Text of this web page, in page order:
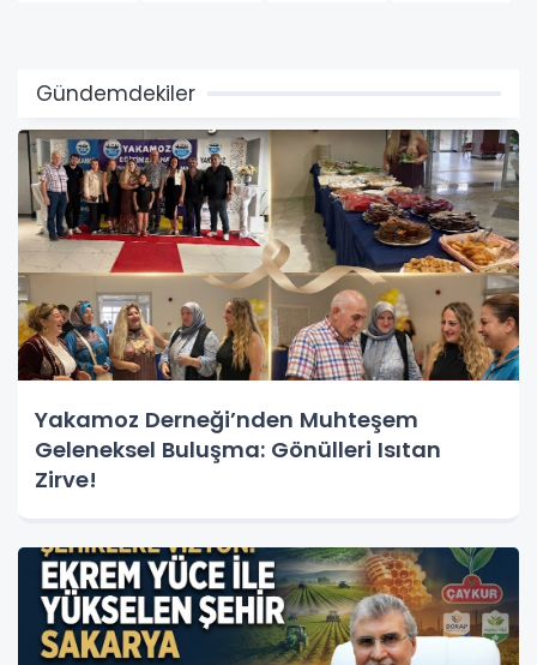
Gündemdekiler
Yakamoz Derneği’nden Muhteşem
Geleneksel Buluşma: Gönülleri Isıtan
Zirve!